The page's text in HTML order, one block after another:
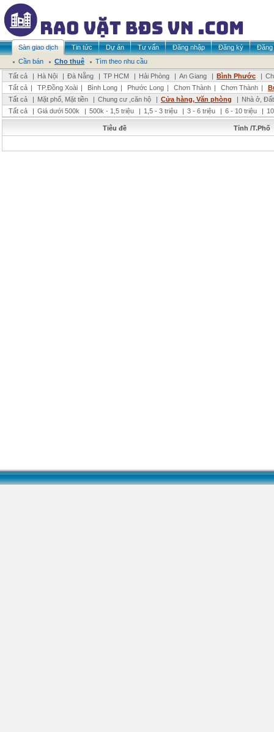
Sàn giao dịch Tin tức Dự án Tư vấn Đăng nhập Đăng ký
Đăng
Cần bán
Cho thuê
Tìm theo nhu cầu
Tất cả
| Hà Nội | Đà Nẵng | TP HCM | Hải Phòng | An Giang | Bình Phước |
Tất cả | TP.Đồng Xoài | Bình Long | Phước Long | Chơn Thành | Chơn Thành |
Tất cả
| Mặt phố, Mặt tiền | Chung cư ,căn hộ | Cửa hàng, Văn phòng | Nhà ở,
Tất cả
| Giá dưới 500k | 500k - 1,5 triệu | 1,5 - 3 triệu | 3 - 6 triệu | 6 - 10 triệu |
Tiêu đề Tỉnh /T.Phố